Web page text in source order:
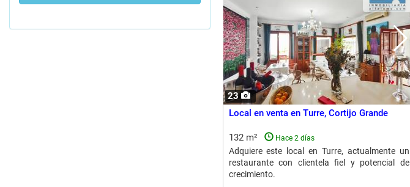
23
Local en venta en Turre, Cortijo Grande
132 m² Hace 2 días
Adquiere este local en Turre, actualmente un
restaurante con clientela fiel y potencial de
crecimiento.